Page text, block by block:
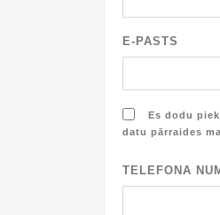
E-PASTS
Es dodu
datu pārraides
TELEFONA